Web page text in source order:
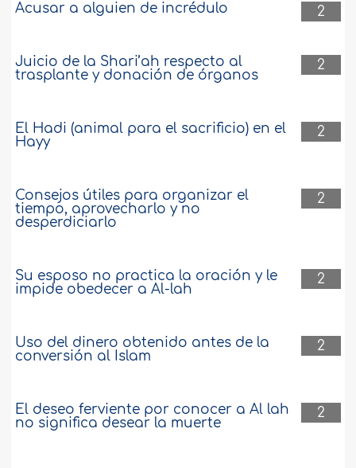
2
Acusar a alguien de incrédulo
2
Juicio de la Shari’ah respecto al
trasplante y donación de órganos
2
El Hadi (animal para el sacrificio) en el
Hayy
2
Consejos útiles para organizar el
tiempo, aprovecharlo y no
desperdiciarlo
2
Su esposo no practica la oración y le
impide obedecer a Al-lah
2
Uso del dinero obtenido antes de la
conversión al Islam
2
El deseo ferviente por conocer a Al lah
no significa desear la muerte